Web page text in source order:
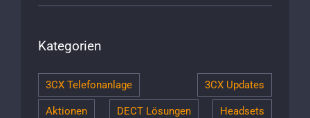
Kategorien
3CX Telefonanlage 3CX Updates
Aktionen DECT Lösungen Headsets